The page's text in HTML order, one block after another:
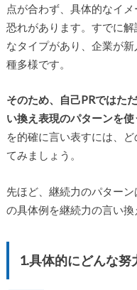
点が合わず、具体的なイ
恐れがあります。すでに
なタイプがあり、企業が
種多様です。
そのため、自己PRではた
い換え表現のパターンを使
を的確に言い表すには、
てみましょう。
先ほど、継続力のパター
の具体例を継続力の言い換
1.具体的にどんな努